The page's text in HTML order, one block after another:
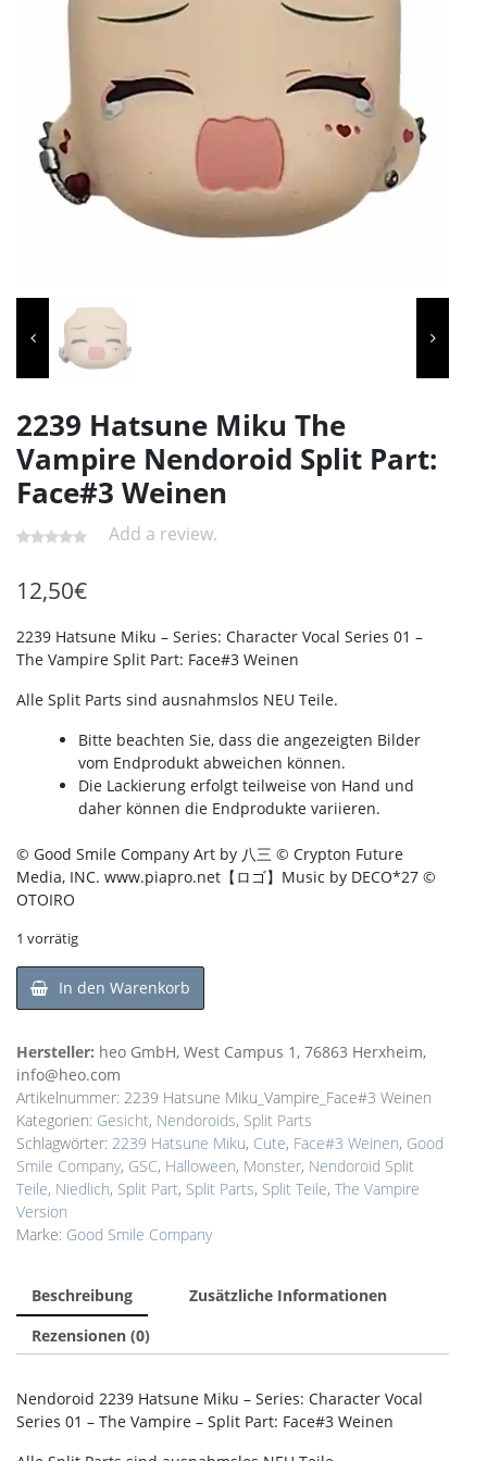
2239 Hatsune Miku The
Vampire Nendoroid Split Part:
Face#3 Weinen
Add a review.
12,50€
2239 Hatsune Miku – Series: Character Vocal Series 01 –
The Vampire Split Part: Face#3 Weinen
Alle Split Parts sind ausnahmslos NEU Teile.
Bitte beachten Sie, dass die angezeigten Bilder
vom Endprodukt abweichen können.
Die Lackierung erfolgt teilweise von Hand und
daher können die Endprodukte variieren.
© Good Smile Company Art by 八三 © Crypton Future
Media, INC. www.piapro.net【ロゴ】Music by DECO*27 ©
OTOIRO
1 vorrätig
In den Warenkorb
Hersteller: heo GmbH, West Campus 1, 76863 Herxheim,
info@heo.com
Artikelnummer: 2239 Hatsune Miku_Vampire_Face#3 Weinen
Kategorien: Gesicht, Nendoroids, Split Parts
Schlagwörter: 2239 Hatsune Miku, Cute, Face#3 Weinen, Good
Smile Company, GSC, Halloween, Monster, Nendoroid Split
Teile, Niedlich, Split Part, Split Parts, Split Teile, The Vampire
Version
Marke: Good Smile Company
Beschreibung
Zusätzliche Informationen
Rezensionen (0)
Nendoroid 2239 Hatsune Miku – Series: Character Vocal
Series 01 – The Vampire – Split Part: Face#3 Weinen